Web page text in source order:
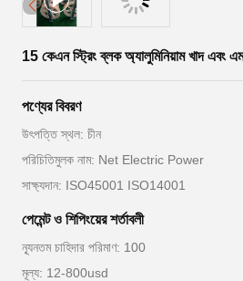
15 কেএন স্ট্রিং ব্লক অ্যালুমিনিয়াম খাদ এবং
পণ্যের বিবরণ
উৎপত্তি স্থল: চীন
পরিচিতিমুলক নাম: Net Electric Power
সাক্ষ্যদান: ISO45001 ISO14001
পেমেন্ট ও শিপিংয়ের শর্তাবলী
ন্যূনতম চাহিদার পরিমাণ: 100
মূল্য: 12-800usd